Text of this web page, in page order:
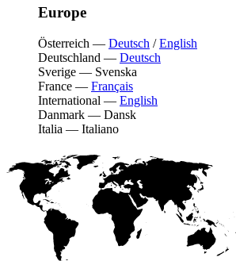
Europe
Österreich — Deutsch /English
Deutschland — Deutsch
Sverige — Svenska
France — Français
International — English
Danmark — Dansk
Italia — Italiano